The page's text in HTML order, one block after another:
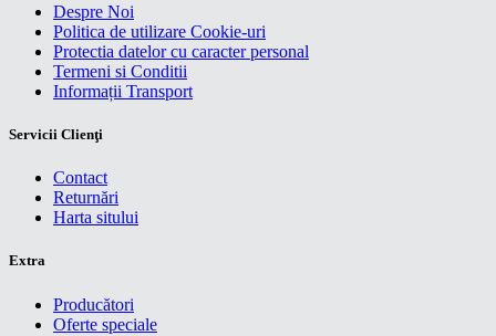
Despre Noi
Politica de utilizare Cookie-uri
Protectia datelor cu caracter personal
Termeni si Conditii
Informații Transport
Servicii Clienţi
Contact
Returnări
Harta sitului
Extra
Producători
Oferte speciale